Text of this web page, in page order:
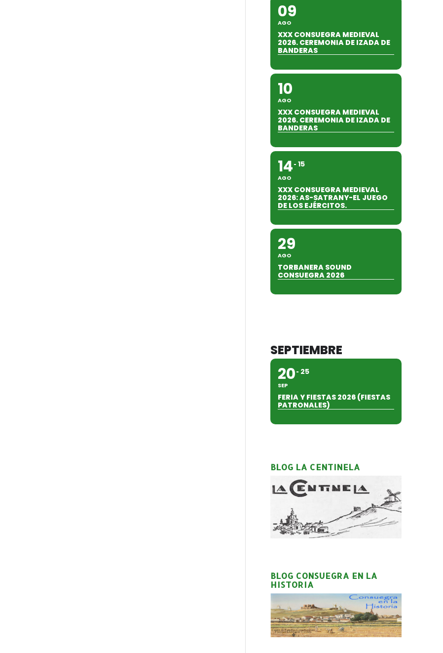
09
AGO
XXX CONSUEGRA MEDIEVAL
2026. CEREMONIA DE IZADA DE
BANDERAS
10
AGO
XXX CONSUEGRA MEDIEVAL
2026. CEREMONIA DE IZADA DE
BANDERAS
14
AGO
15
XXX CONSUEGRA MEDIEVAL
2026: AS-SATRANY-EL JUEGO
DE LOS EJÉRCITOS.
29
AGO
TORBANERA SOUND
CONSUEGRA 2026
SEPTIEMBRE
20
SEP
25
FERIA Y FIESTAS 2026 (FIESTAS
PATRONALES)
BLOG LA CENTINELA
BLOG CONSUEGRA EN LA
HISTORIA